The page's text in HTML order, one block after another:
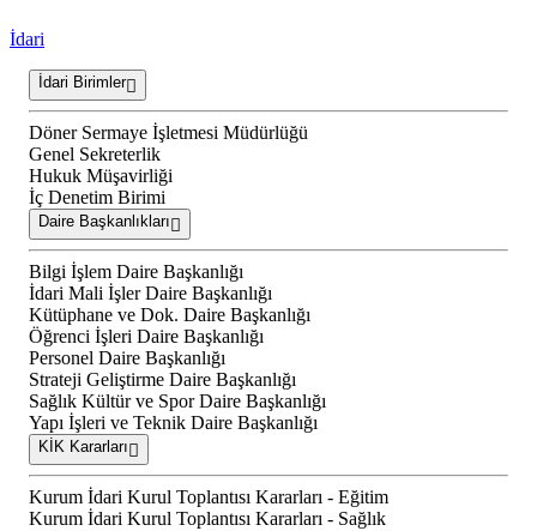
İdari
İdari Birimler
Döner Sermaye İşletmesi Müdürlüğü
Genel Sekreterlik
Hukuk Müşavirliği
İç Denetim Birimi
Daire Başkanlıkları
Bilgi İşlem Daire Başkanlığı
İdari Mali İşler Daire Başkanlığı
Kütüphane ve Dok. Daire Başkanlığı
Öğrenci İşleri Daire Başkanlığı
Personel Daire Başkanlığı
Strateji Geliştirme Daire Başkanlığı
Sağlık Kültür ve Spor Daire Başkanlığı
Yapı İşleri ve Teknik Daire Başkanlığı
KİK Kararları
Kurum İdari Kurul Toplantısı Kararları - Eğitim
Kurum İdari Kurul Toplantısı Kararları - Sağlık